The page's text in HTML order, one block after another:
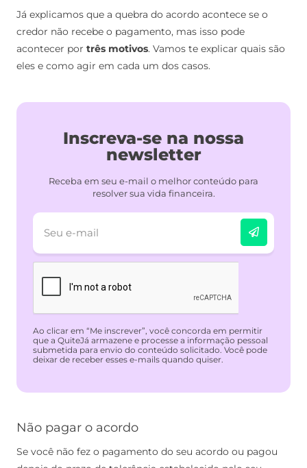
Já explicamos que a quebra do acordo acontece se o
credor não recebe o pagamento, mas isso pode
acontecer por três motivos. Vamos te explicar quais são
eles e como agir em cada um dos casos.
Inscreva-se na nossa
newsletter
Receba em seu e-mail o melhor conteúdo para
resolver sua vida financeira.
Ao clicar em “Me inscrever”, você concorda em permitir
que a QuiteJá armazene e processe a informação pessoal
submetida para envio do conteúdo solicitado. Você pode
deixar de receber esses e-mails quando quiser.
Não pagar o acordo
Se você não fez o pagamento do seu acordo ou pagou